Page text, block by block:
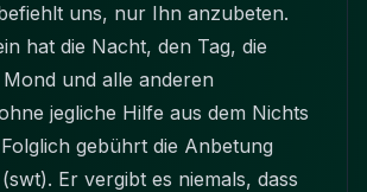
uns, nur Ihn anzubeten.
hat die Nacht, den Tag, die
und alle anderen
jegliche Hilfe aus dem Nichts
gebührt die Anbetung
Er vergibt es niemals, dass